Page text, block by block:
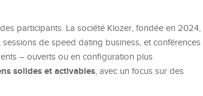
participants. La société Klozer, fondée en 2024,
de speed dating business, et conférences
– ouverts ou en configuration plus
solides et activables, avec un focus sur des